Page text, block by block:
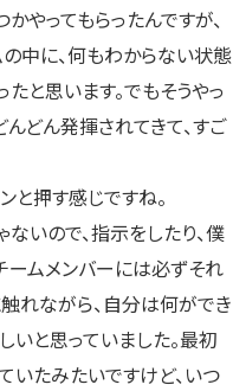
やってもらったんですが、
中に、何もわからない状態
と思います。でもそうやっ
どん発揮されてきて、すご
と押す感じですね。
いので、指示をしたり、僕
ームメンバーには必ずそれ
れながら、自分は何ができ
いと思っていました。最初
いたみたいですけど、いつ